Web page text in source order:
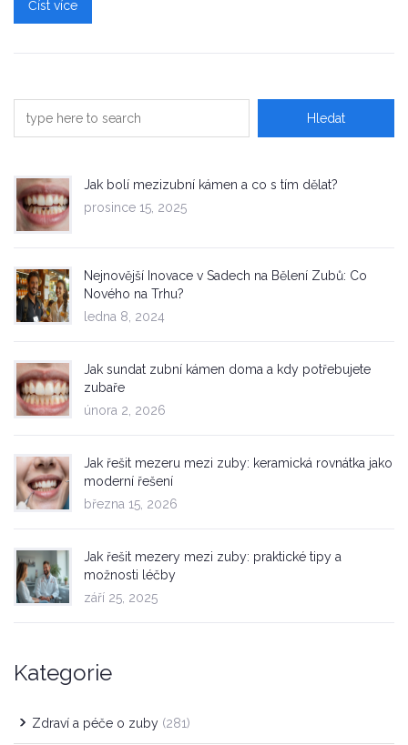
Číst více
Jak bolí mezizubní kámen a co s tím dělat?
prosince 15, 2025
Nejnovější Inovace v Sadech na Bělení Zubů: Co
Nového na Trhu?
ledna 8, 2024
Jak sundat zubní kámen doma a kdy potřebujete
zubaře
února 2, 2026
Jak řešit mezeru mezi zuby: keramická rovnátka jako
moderní řešení
března 15, 2026
Jak řešit mezery mezi zuby: praktické tipy a
možnosti léčby
září 25, 2025
Kategorie
Zdraví a péče o zuby (281)